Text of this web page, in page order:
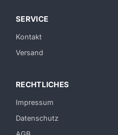
SERVICE
Kontakt
Versand
RECHTLICHES
Impressum
Datenschutz